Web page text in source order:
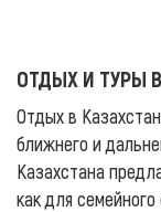
ОТДЫХ И ТУРЫ
Отдых в
ближнего и
Казахстана
как для